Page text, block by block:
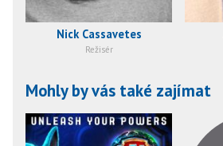
Nick Cassavetes
Režisér
Mohly by vás také zajímat